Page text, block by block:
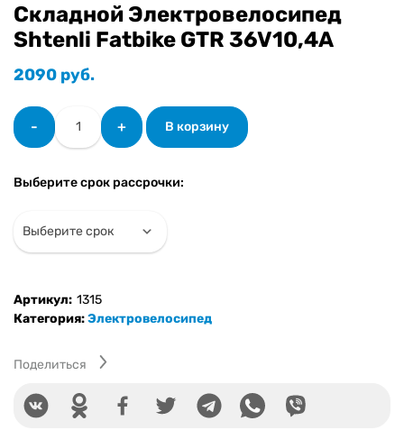
Складной Электровелосипед
Shtenli Fatbike GTR 36V10,4А
2090 руб.
-
Количество
товара
Складной
Shtenli
GTR
36V10,4А
+ В корзину
Выберите срок рассрочки:
Артикул: 1315
Категория:Электровелосипед
Поделиться